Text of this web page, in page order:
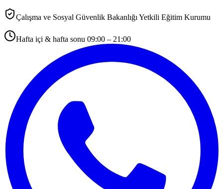
Çalışma ve Sosyal Güvenlik Bakanlığı Yetkili Eğitim Kurumu
Hafta içi & hafta sonu 09:00 – 21:00